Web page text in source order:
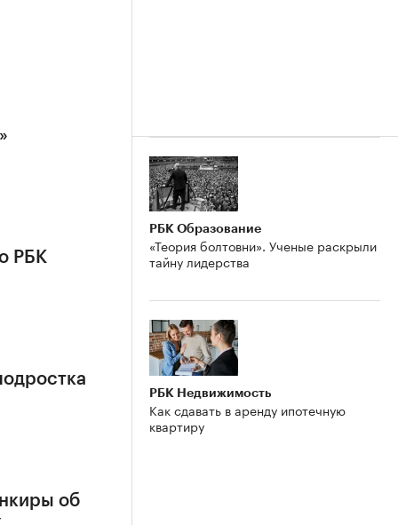
РБК
об
РБК Образование
«Теория болтовни». Ученые раскрыли
тайну лидерства
РБК Недвижимость
Как сдавать в аренду ипотечную
квартиру